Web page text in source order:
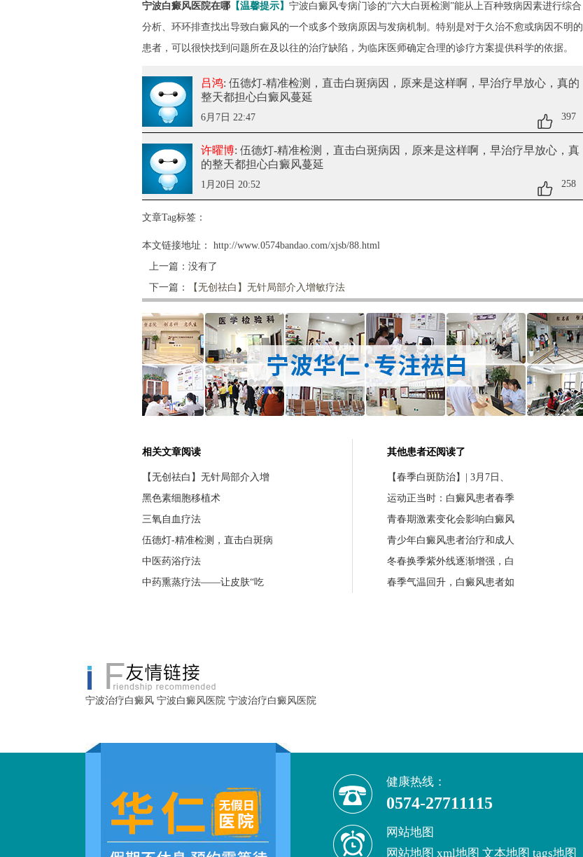
宁波白癜风医院在哪 【温馨提示】 宁波白癜风专病门诊的“六大白斑检测”能从上百种致病因素进行综合
分析、环环排查找出导致白癜风的一个或多个致病原因与发病机制。特别是对于久治不愈或病因不明的
患者，可以很快找到问题所在及以往的治疗缺陷，为临床医师确定合理的诊疗方案提供科学的依据。
吕鸿: 伍德灯-精准检测，直击白斑病因 ，原来是这样啊，早治疗早放心，真的
整天都担心白癜风蔓延
6月7日 22:47 397
许曜博: 伍德灯-精准检测，直击白斑病因 ，原来是这样啊，早治疗早放心，真
的整天都担心白癜风蔓延
1月20日 20:52 258
文章Tag标签：
本文链接地址：
http://www.0574bandao.com/xjsb/88.html
上一篇：没有了
下一篇：
【无创祛白】无针局部介入增敏疗法
相关文章阅读
【无创祛白】无针局部介入增
黑色素细胞移植术
三氧自血疗法
伍德灯-精准检测，直击白斑病
中医药浴疗法
中药熏蒸疗法——让皮肤“吃
其他患者还阅读了
【春季白斑防治】| 3月7日、
运动正当时：白癜风患者春季
青春期激素变化会影响白癜风
青少年白癜风患者治疗和成人
冬春换季紫外线逐渐增强，白
春季气温回升，白癜风患者如
宁波治疗白癜风 宁波白癜风医院 宁波治疗白癜风医院
健康热线：
0574-27711115
网站地图
网站地图 xml地图 文本地图 tags地图